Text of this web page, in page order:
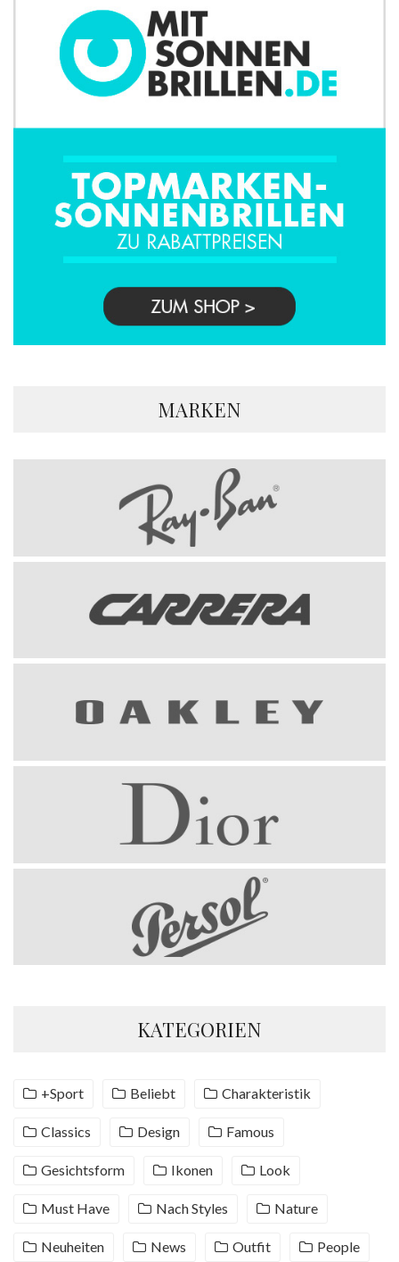
MARKEN
KATEGORIEN
+Sport Beliebt Charakteristik
Classics Design Famous
Gesichtsform Ikonen Look
Must Have Nach Styles Nature
Neuheiten News Outfit People